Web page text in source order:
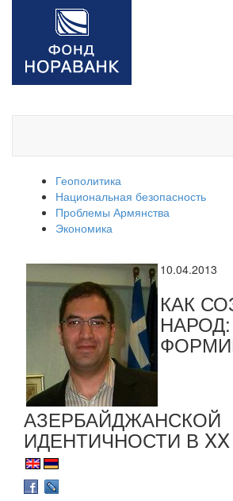
Геополитика
Национальная безопасность
Проблемы Армянства
Экономика
10.04.2013
КАК
АЗЕРБАЙДЖАНСКОЙ
ИДЕНТИЧНОСТИ В